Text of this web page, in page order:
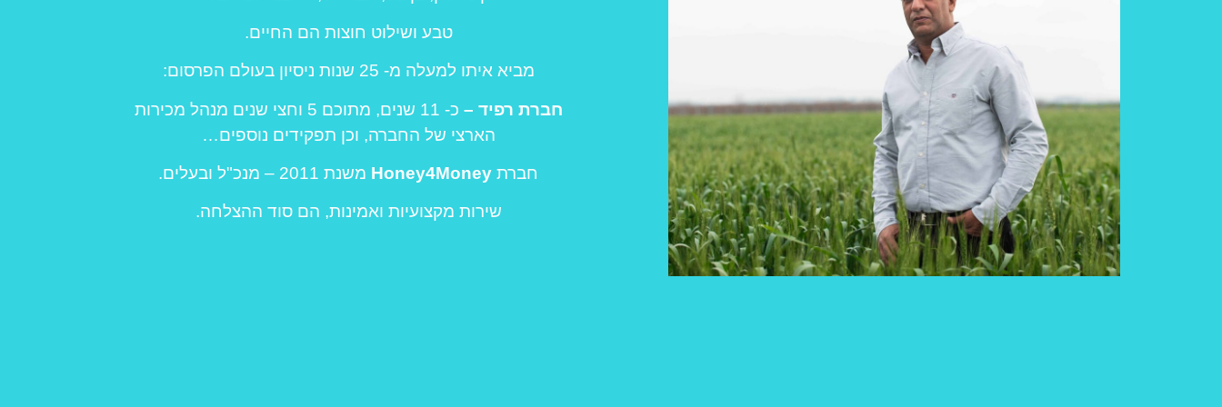
טבע ושילוט חוצות הם החיים.
מביא איתו למעלה מ- 25 שנות ניסיון בעולם הפרסום:
חברת רפיד –
כ- 11 שנים, מתוכם 5 וחצי שנים מנהל מכירות
הארצי של החברה, וכן תפקידים נוספים…
חברת Honey4Money משנת 2011 – מנכ"ל ובעלים.
שירות מקצועיות ואמינות, הם סוד ההצלחה.